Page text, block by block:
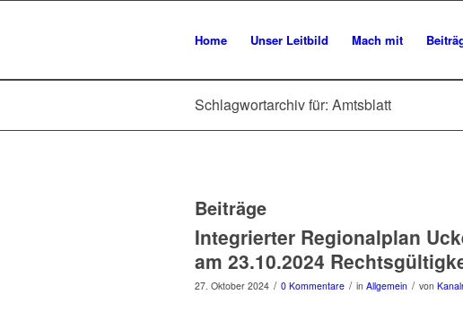
Home Unser Leitbild Mach mit
Schlagwortarchiv für: Amtsblatt
Beiträge
Integrierter Regionalplan
am 23.10.2024
27. Oktober 2024 / 0 Kommentare / in Allgemein / von